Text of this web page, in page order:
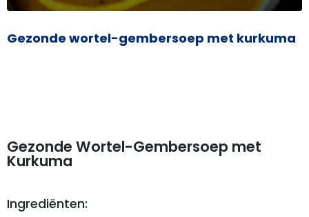
Gezonde wortel-gembersoep met kurkuma
Gezonde Wortel-Gembersoep met
Kurkuma
Ingrediënten: